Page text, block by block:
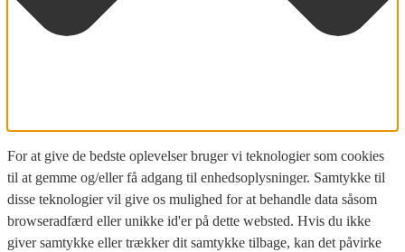
For at give de bedste oplevelser bruger vi teknologier som cookies
til at gemme og/eller få adgang til enhedsoplysninger. Samtykke til
disse teknologier vil give os mulighed for at behandle data såsom
browseradfærd eller unikke id'er på dette websted. Hvis du ikke
giver samtykke eller trækker dit samtykke tilbage, kan det påvirke